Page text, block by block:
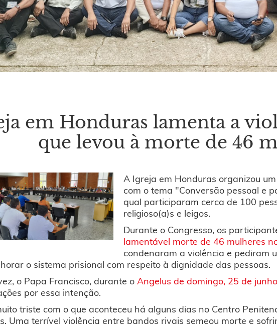
em Honduras lamenta a
que levou à morte de 46
A Igreja em Honduras organizou
com o tema "Conversão pessoal e
qual participaram cerca de 100
religioso(a)s e leigos.
Durante o Congresso, os
lamentável morte de 46 mulheres
condenaram a violência e pediram
o sistema prisional com respeito à dignidade das pessoas.
o Papa Francisco, durante oAngelus de domingo, 25 de junho
por essa intenção.
triste com o que aconteceu há alguns dias no Centro
Uma terrível violência entre bandos rivais semeou morte e